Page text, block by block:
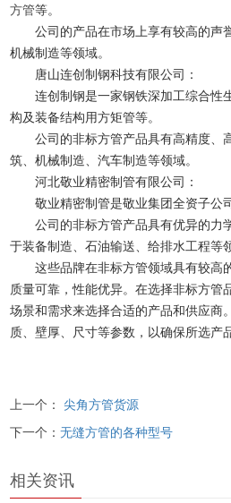
方管等。
公司的产品在市场上享有较高的声誉
机械制造等领域。
唐山连创制钢科技有限公司：
连创制钢是一家钢铁深加工综合性
构及装备结构用方矩管等。
公司的非标方管产品具有高精度、
筑、机械制造、汽车制造等领域。
河北敬业精密制管有限公司：
敬业精密制管是敬业集团全资子公司
公司的非标方管产品具有优异的力
于装备制造、石油输送、给排水工程等
这些品牌在非标方管领域具有较高
质量可靠，性能优异。在选择非标方管
场景和需求来选择合适的产品和供应商
质、壁厚、尺寸等参数，以确保所选产
上一个：尖角方管货源
下一个：无缝方管的各种型号
相关资讯